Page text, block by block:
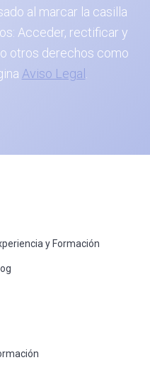
al marcar la casilla
Acceder, rectificar y
otros derechos como
Aviso Legal .
y Formación